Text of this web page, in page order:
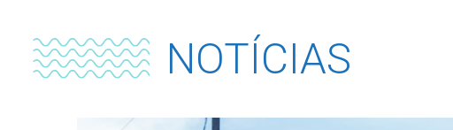
NOTÍCIAS